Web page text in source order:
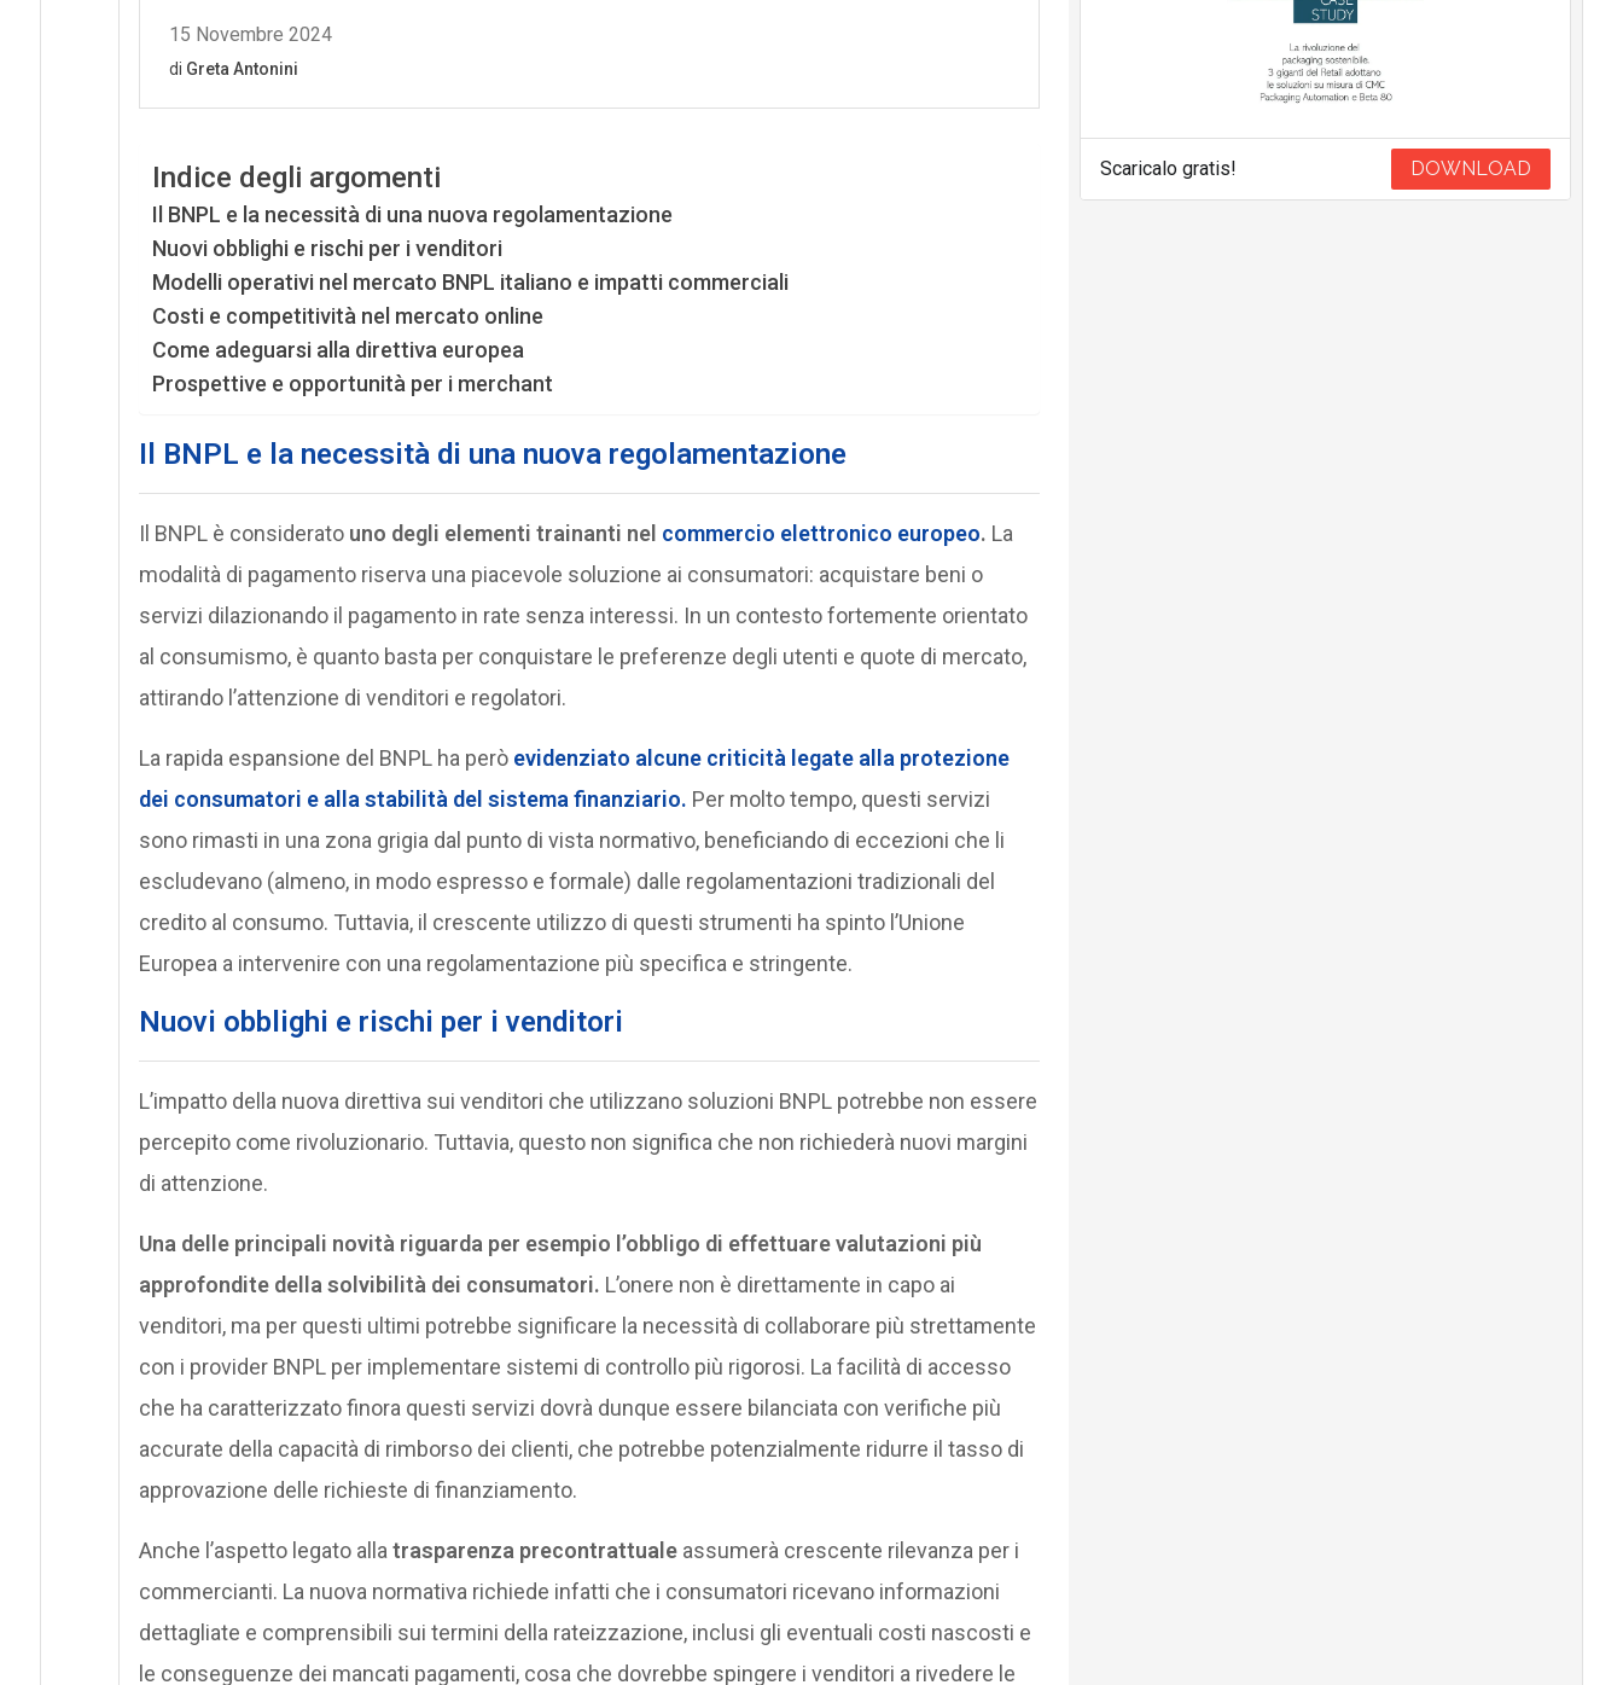
Indice degli argomenti
Il BNPL e la necessità di una nuova regolamentazione
Nuovi obblighi e rischi per i venditori
Modelli operativi nel mercato BNPL italiano e impatti commerciali
Costi e competitività nel mercato online
Come adeguarsi alla direttiva europea
Prospettive e opportunità per i merchant
Il BNPL e la necessità di una nuova regolamentazione
Il BNPL è considerato uno degli elementi trainanti nel commercio elettronico europeo. La
modalità di pagamento riserva una piacevole soluzione ai consumatori: acquistare beni o
servizi dilazionando il pagamento in rate senza interessi. In un contesto fortemente orientato
al consumismo, è quanto basta per conquistare le preferenze degli utenti e quote di mercato,
attirando l’attenzione di venditori e regolatori.
La rapida espansione del BNPL ha però evidenziato alcune criticità legate alla protezione
dei consumatori e alla stabilità del sistema finanziario. Per molto tempo, questi servizi
sono rimasti in una zona grigia dal punto di vista normativo, beneficiando di eccezioni che li
escludevano (almeno, in modo espresso e formale) dalle regolamentazioni tradizionali del
credito al consumo. Tuttavia, il crescente utilizzo di questi strumenti ha spinto l’Unione
Europea a intervenire con una regolamentazione più specifica e stringente.
Nuovi obblighi e rischi per i venditori
L’impatto della nuova direttiva sui venditori che utilizzano soluzioni BNPL potrebbe non essere
percepito come rivoluzionario. Tuttavia, questo non significa che non richiederà nuovi margini
di attenzione.
Una delle principali novità riguarda per esempio l’obbligo di effettuare valutazioni più
approfondite della solvibilità dei consumatori. L’onere non è direttamente in capo ai
venditori, ma per questi ultimi potrebbe significare la necessità di collaborare più strettamente
con i provider BNPL per implementare sistemi di controllo più rigorosi. La facilità di accesso
che ha caratterizzato finora questi servizi dovrà dunque essere bilanciata con verifiche più
accurate della capacità di rimborso dei clienti, che potrebbe potenzialmente ridurre il tasso di
approvazione delle richieste di finanziamento.
Anche l’aspetto legato alla trasparenza precontrattualeassumerà crescente rilevanza per i
commercianti. La nuova normativa richiede infatti che i consumatori ricevano informazioni
dettagliate e comprensibili sui termini della rateizzazione, inclusi gli eventuali costi nascosti e
le conseguenze dei mancati pagamenti, cosa che dovrebbe spingere i venditori a rivedere le
Scaricalo gratis! DOWNLOAD